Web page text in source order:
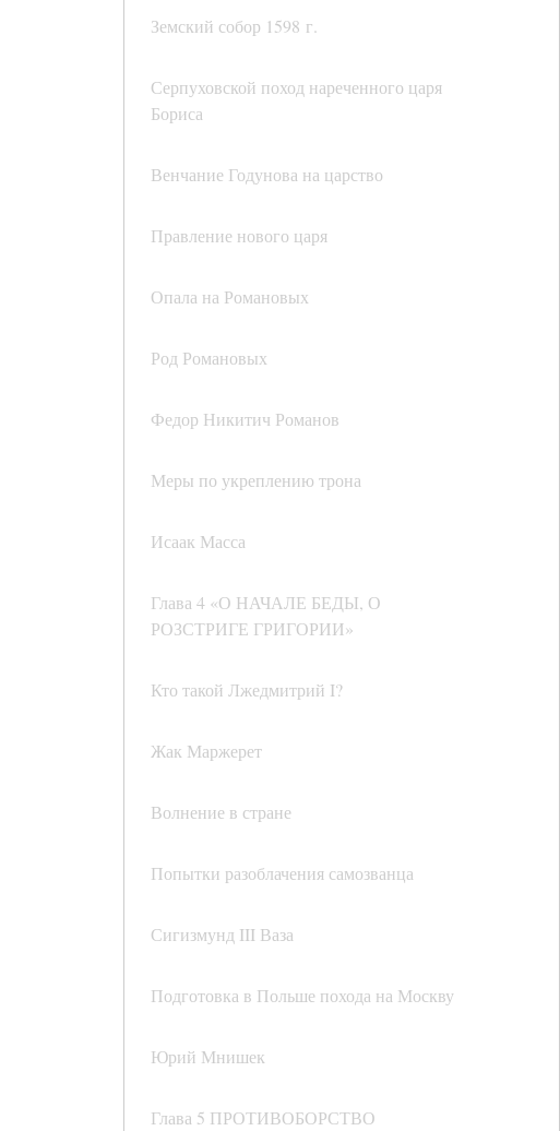
Земский собор 1598 г.
Серпуховской поход нареченного царя
Бориса
Венчание Годунова на царство
Правление нового царя
Опала на Романовых
Род Романовых
Федор Никитич Романов
Меры по укреплению трона
Исаак Масса
Глава 4 «О НАЧАЛЕ БЕДЫ, О
РОЗСТРИГЕ ГРИГОРИИ»
Кто такой Лжедмитрий I?
Жак Маржерет
Волнение в стране
Попытки разоблачения самозванца
Сигизмунд III Ваза
Подготовка в Польше похода на Москву
Юрий Мнишек
Глава 5 ПРОТИВОБОРСТВО